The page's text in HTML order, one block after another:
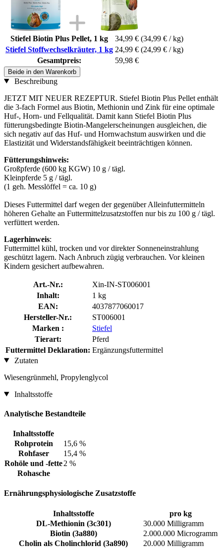
Stiefel Biotin Plus Pellet, 1 kg 34,99 € (34,99 € / kg)
Stiefel Stoffwechselkräuter, 1 kg 24,99 € (24,99 € / kg)
Gesamtpreis:
59,98 €
Beide in den Warenkorb
Beschreibung
JETZT MIT NEUER REZEPTUR. Stiefel Biotin Plus Pellet enthält
die 3-fach Formel aus Biotin, Methionin und Zink für eine optimale
Huf-, Horn- und Fellqualität. Damit kann Stiefel Biotin Plus
fütterungsbedingte Biotin-Mangelerscheinungen ausgleichen, die
sich negativ auf das Huf- und Hornwachstum auswirken und die
Elastizität und Widerstandsfähigkeit beeinträchtigen können.
Fütterungshinweis:
Großpferde (600 kg KGW) 10 g / tägl.
Kleinpferde 5 g / tägl.
(1 geh. Messlöffel = ca. 10 g)
Dieses Futtermittel darf wegen der gegenüber Alleinfuttermitteln
höheren Gehalte an Futtermittelzusatzstoffen nur bis zu 100 g / tägl.
verfüttert werden.
Lagerhinweis:
Futtermittel kühl, trocken und vor direkter Sonneneinstrahlung
geschützt lagern. Nach Anbruch zügig verbrauchen. Vor kleinen
Kindern gesichert aufbewahren.
Art.-Nr.:
Xin-IN-ST006001
Inhalt:
1 kg
EAN:
4037877060017
Hersteller-Nr.:
ST006001
Marken :
Stiefel
Tierart:
Pferd
Futtermittel Deklaration: Ergänzungsfuttermittel
Zutaten
Wiesengrünmehl, Propylenglycol
Inhaltsstoffe
Analytische Bestandteile
Inhaltsstoffe
Rohprotein
15,6 %
Rohfaser
15,4 %
Rohöle und -fette2 %
Rohasche
Ernährungsphysiologische Zusatzstoffe
Inhaltsstoffe
pro kg
DL-Methionin (3c301)
30.000 Milligramm
Biotin (3a880)
2.000.000 Microgramm
Cholin als Cholinchlorid (3a890)
20.000 Milligramm